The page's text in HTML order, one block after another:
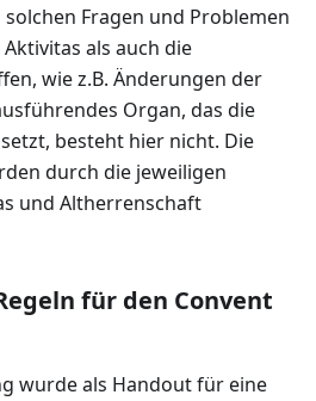
Fragen und Problemen
als auch die
wie z.B. Änderungen der
Organ, das die
besteht hier nicht. Die
durch die jeweiligen
und Altherrenschaft
für den Convent
wurde als Handout für eine